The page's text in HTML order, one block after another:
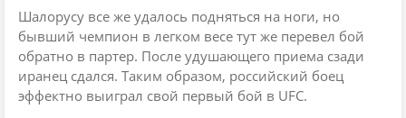
Шалорусу все же удалось подняться на ноги, но
бывший чемпион в легком весе тут же перевел бой
обратно в партер. После удушающего приема сзади
иранец сдался. Таким образом, российский боец
эффектно выиграл свой первый бой в UFC.